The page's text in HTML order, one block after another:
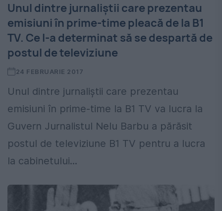
Unul dintre jurnaliştii care prezentau
emisiuni în prime-time pleacă de la B1
TV. Ce l-a determinat să se despartă de
postul de televiziune
24 FEBRUARIE 2017
Unul dintre jurnaliştii care prezentau
emisiuni în prime-time la B1 TV va lucra la
Guvern Jurnalistul Nelu Barbu a părăsit
postul de televiziune B1 TV pentru a lucra
la cabinetului...